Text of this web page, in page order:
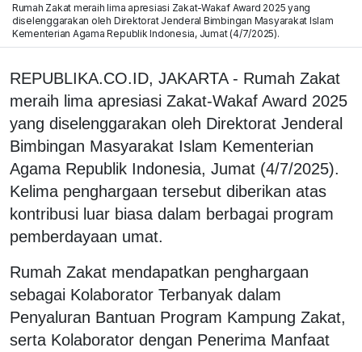
Rumah Zakat meraih lima apresiasi Zakat-Wakaf Award 2025 yang
diselenggarakan oleh Direktorat Jenderal Bimbingan Masyarakat Islam
Kementerian Agama Republik Indonesia, Jumat (4/7/2025).
REPUBLIKA.CO.ID, JAKARTA - Rumah Zakat
meraih lima apresiasi Zakat-Wakaf Award 2025
yang diselenggarakan oleh Direktorat Jenderal
Bimbingan Masyarakat Islam Kementerian
Agama Republik Indonesia, Jumat (4/7/2025).
Kelima penghargaan tersebut diberikan atas
kontribusi luar biasa dalam berbagai program
pemberdayaan umat.
Rumah Zakat mendapatkan penghargaan
sebagai Kolaborator Terbanyak dalam
Penyaluran Bantuan Program Kampung Zakat,
serta Kolaborator dengan Penerima Manfaat